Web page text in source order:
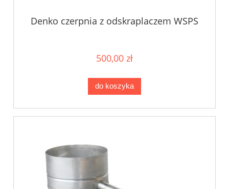
Denko czerpnia z odskraplaczem WSPS
500,00 zł
do koszyka